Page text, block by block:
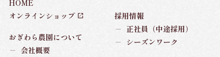
HOME
オンラインショップ
おぎわら農園について
－ 会社概要
採用情報
－ 正社員（中途採用）
－
シーズンワーク